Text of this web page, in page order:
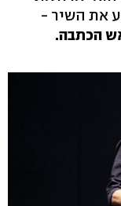
את השיר -
הכתבה.